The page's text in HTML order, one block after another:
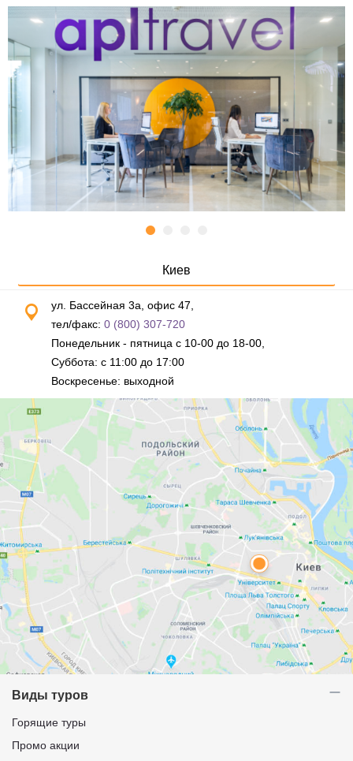
Киев
ул. Бассейная 3а, офис 47,
тел/факс: 0 (800) 307-720
Понедельник - пятница с 10-00 до 18-00,
Суббота: с 11:00 до 17:00
Воскресенье: выходной
Виды туров
Горящие туры
Промо акции